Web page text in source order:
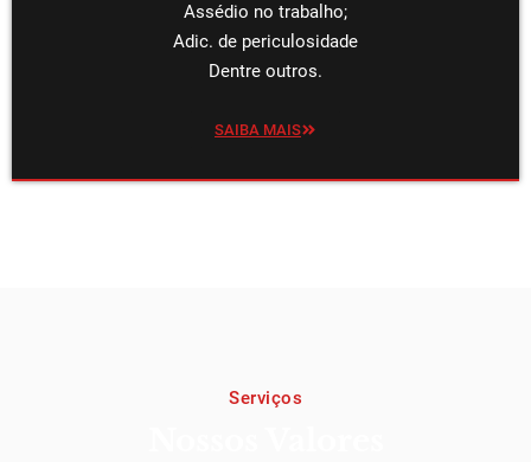
Assédio no trabalho;
Adic. de periculosidade
Dentre outros.
SAIBA MAIS
Serviços